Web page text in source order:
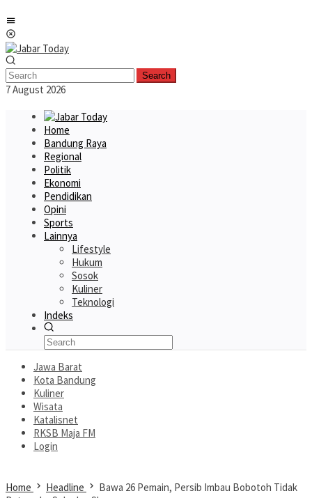
to
content
Search
7 August 2026
Home
Bandung Raya
Regional
Politik
Ekonomi
Pendidikan
Opini
Sports
Lainnya
Lifestyle
Hukum
Sosok
Kuliner
Teknologi
Indeks
Jawa Barat
Kota Bandung
Kuliner
Wisata
Katalisnet
RKSB Maja FM
Login
Home Headline
Bawa 26 Pemain, Persib Imbau Bobotoh Tidak